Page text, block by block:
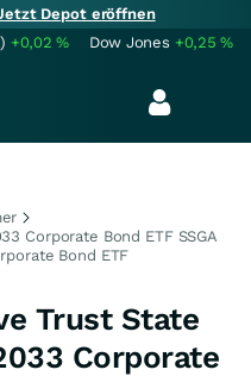
Depot eröffnen
+0,02% Dow Jones +0,25%
Corporate Bond ETF SSGA
Bond ETF
Trust State
Corporate